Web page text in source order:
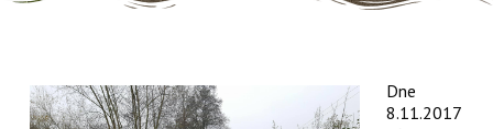
Dne
8.11.2017